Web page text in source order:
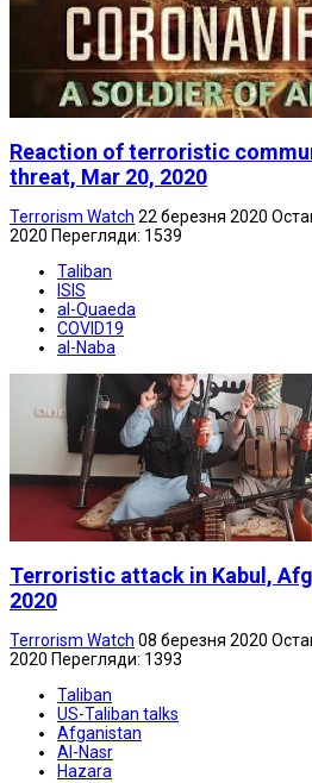
Reaction of terroristic
threat, Mar 20, 2020
Terrorism Watch 22 березня 2020
2020 Перегляди: 1539
Taliban
ISIS
al-Quaeda
COVID19
al-Naba
Terroristic attack in Kabul,
2020
Terrorism Watch 08 березня 2020
2020 Перегляди: 1393
Taliban
US-Taliban talks
Afganistan
Al-Nasr
Hazara